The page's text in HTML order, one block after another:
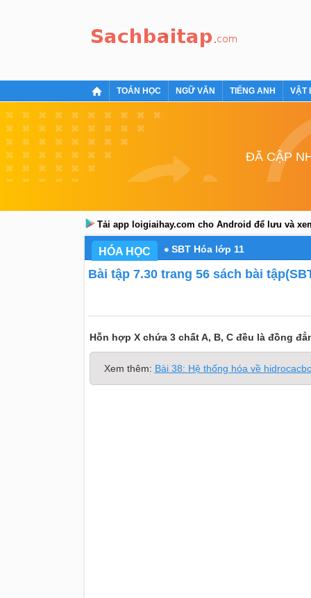
TOÁN HỌC NGỮ VĂN TIẾNG ANH VẬT
ĐÃ CẬP
Tải app loigiaihay.com cho Android để lưu và
HÓA HỌC SBT Hóa lớp 11
Bài tập 7.30 trang 56 sách bài
Hỗn hợp X chứa 3 chất A, B, C đều là đồng
Xem thêm: Bài 38: Hệ thống hóa về